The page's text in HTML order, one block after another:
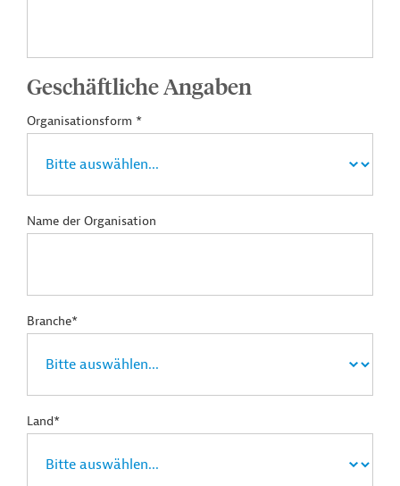
Geschäftliche Angaben
Organisationsform *
Name der Organisation
Branche*
Land*